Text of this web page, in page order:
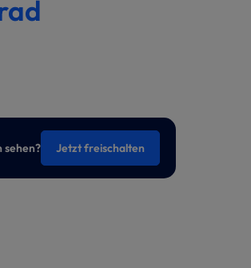
sehen? Jetzt freischalten